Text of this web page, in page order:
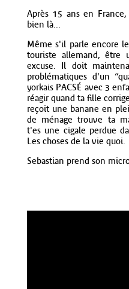
Après 15 ans en
bien là...
Même s'il parle encore
touriste allemand, être
excuse. Il doit
problématiques d'un
yorkais PACSÉ avec 3
réagir quand ta fille
reçoit une banane en
de ménage trouve ta
t'es une cigale perdue
Les choses de la vie quoi.
Sebastian prend son